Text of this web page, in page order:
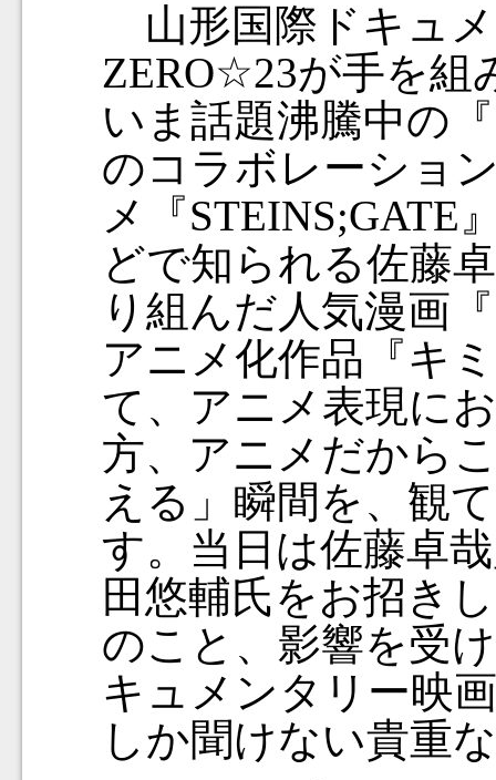
山形国際ドキュ
ZERO☆23が手を組
いま話題沸騰中の
のコラボレーショ
メ『STEINS;GATE
どで知られる佐藤
り組んだ人気漫画
アニメ化作品『キ
て、アニメ表現に
方、アニメだから
える」瞬間を、観
す。当日は佐藤卓
田悠輔氏をお招き
のこと、影響を受
キュメンタリー映
しか聞けない貴重